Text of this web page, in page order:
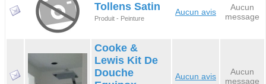
Tollens Satin
Produit - Peinture
Aucun avis
Aucun
message
Cooke &
Lewis Kit De
Douche
Aucun avis
Aucun
message